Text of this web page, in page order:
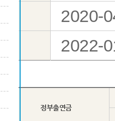
2020-
2022-
정부출연금